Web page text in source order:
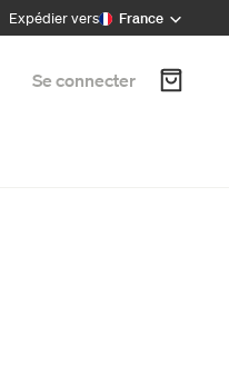
Expédier vers France
Se connecter